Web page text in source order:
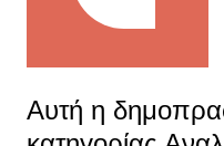
Αυτή η